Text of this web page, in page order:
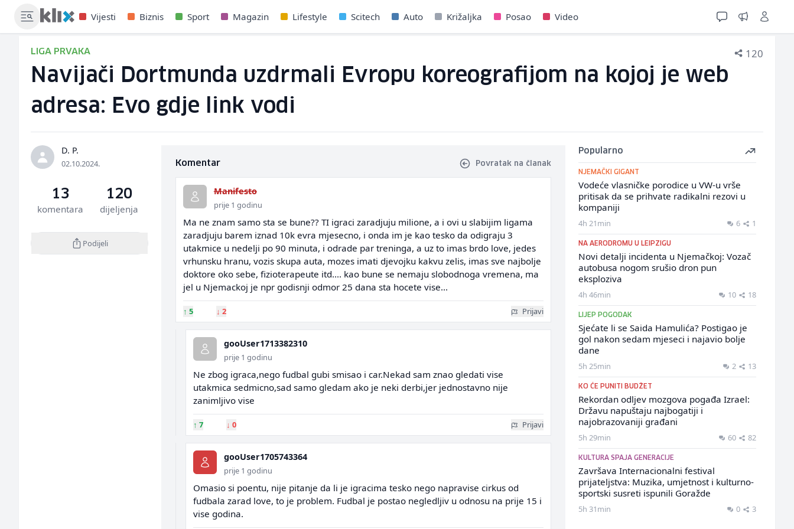
Vijesti Biznis Sport Magazin Lifestyle Scitech Auto Križaljka Posao Video
LIGA PRVAKA 120
Navijači Dortmunda uzdrmali Evropu koreografijom na kojoj je web
adresa: Evo gdje link vodi
D. P.
02.10.2024.
13
komentara
120
dijeljenja
Podijeli
Komentar Povratak na članak
Manifesto
prije 1 godinu
Ma ne znam samo sta se bune?? TI igraci zaradjuju milione, a i ovi u slabijim ligama
zaradjuju barem iznad 10k evra mjesecno, i onda im je kao tesko da odigraju 3
utakmice u nedelji po 90 minuta, i odrade par treninga, a uz to imas brdo love, jedes
vrhunsku hranu, vozis skupa auta, mozes imati djevojku kakvu zelis, imas sve najbolje
doktore oko sebe, fizioterapeute itd.... kao bune se nemaju slobodnoga vremena, ma
jel u Njemackoj je npr godisnji odmor 25 dana sta hocete vise...
↑ 5 ↓ 2 Prijavi
gooUser1713382310
prije 1 godinu
Ne zbog igraca,nego fudbal gubi smisao i car.Nekad sam znao gledati vise
utakmica sedmicno,sad samo gledam ako je neki derbi,jer jednostavno nije
zanimljivo vise
↑ 7 ↓ 0 Prijavi
gooUser1705743364
prije 1 godinu
Omasio si poentu, nije pitanje da li je igracima tesko nego napravise cirkus od
fudbala zarad love, to je problem. Fudbal je postao negledljiv u odnosu na prije 15 i
vise godina.
Popularno
NJEMAČKI GIGANT
Vodeće vlasničke porodice u VW-u vrše
pritisak da se prihvate radikalni rezovi u
kompaniji
4h 21min 6 1
NA AERODROMU U LEIPZIGU
Novi detalji incidenta u Njemačkoj: Vozač
autobusa nogom srušio dron pun
eksploziva
4h 46min 10 18
LIJEP POGODAK
Sjećate li se Saida Hamulića? Postigao je
gol nakon sedam mjeseci i najavio bolje
dane
5h 25min 2 13
KO ĆE PUNITI BUDŽET
Rekordan odljev mozgova pogađa Izrael:
Državu napuštaju najbogatiji i
najobrazovaniji građani
5h 29min 60 82
KULTURA SPAJA GENERACIJE
Završava Internacionalni festival
prijateljstva: Muzika, umjetnost i kulturno-
sportski susreti ispunili Goražde
5h 31min 0 3